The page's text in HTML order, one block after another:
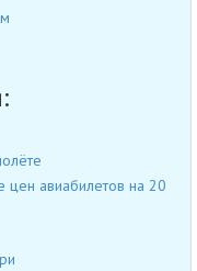
цен авиабилетов на 20